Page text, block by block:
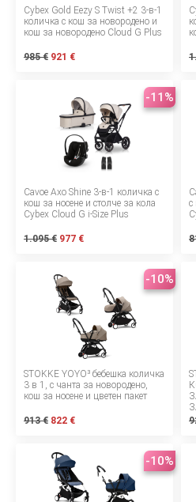
МОНИТОРИ ЗА БЕБЕТА
ХРАНЕНЕ И
КЪЩА И ПОЧИСТВАНЕ
ЛИЧНА ГРИЖА
Информация за компанията
За нас
БЛОГОВЕ
Правила за раздаване
Шоурум
МАРКИ
Cybex Gold Eezy S Twist +2 3-в-1
количка с кош за новородено и
кош за новородено Cloud G Plus
985 € 921 €
-11%
Cavoe Axo Shine 3-в-1 количка с
кош за носене и столче за кола
Cybex Cloud G i-Size Plus
1.095 € 977 €
с
-10%
STOKKE YOYO³ бебешка количка
3 в 1, с чанта за новородено,
кош за носене и цветен пакет
913 € 822 €
-10%